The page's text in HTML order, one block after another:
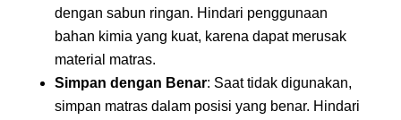
dengan sabun ringan. Hindari penggunaan
bahan kimia yang kuat, karena dapat merusak
material matras.
Simpan dengan Benar: Saat tidak digunakan,
simpan matras dalam posisi yang benar. Hindari